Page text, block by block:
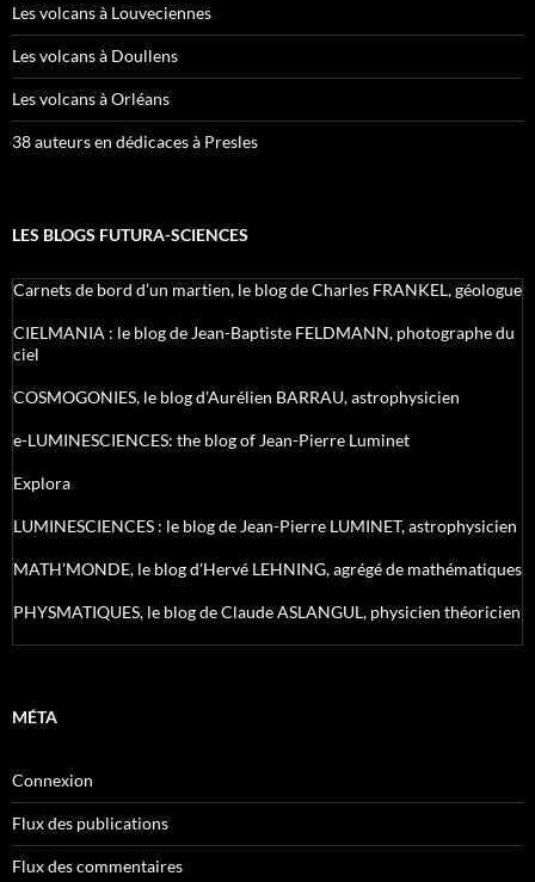
Les volcans à Louveciennes
Les volcans à Doullens
Les volcans à Orléans
38 auteurs en dédicaces à Presles
LES BLOGS FUTURA-SCIENCES
Carnets de bord d’un martien, le blog de Charles FRANKEL, géologue
CIELMANIA : le blog de Jean-Baptiste FELDMANN, photographe du
ciel
COSMOGONIES, le blog d'Aurélien BARRAU, astrophysicien
e-LUMINESCIENCES: the blog of Jean-Pierre Luminet
Explora
LUMINESCIENCES : le blog de Jean-Pierre LUMINET, astrophysicien
MATH'MONDE, le blog d'Hervé LEHNING, agrégé de mathématiques
PHYSMATIQUES, le blog de Claude ASLANGUL, physicien théoricien
MÉTA
Connexion
Flux des publications
Flux des commentaires